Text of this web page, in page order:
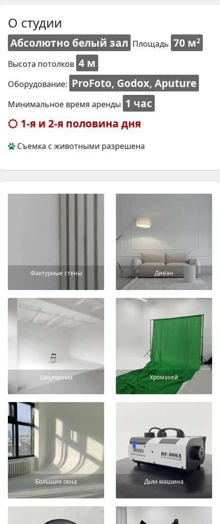
О студии
Абсолютно белый зал Площадь 70 м2
Высота потолков 4 м
Оборудование: ProFoto, Godox, Aputure
Минимальное время аренды 1 час
1-я и 2-я половина дня
Съемка с животными разрешена
Фактурные стены Диван
Циклорама Хромакей
Большие окна Дым-машина